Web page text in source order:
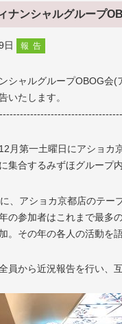
ナンシャルグループ
日 報告
シャルグループOBOG会(
いたします。
月第一土曜日にアショカ
集合するみずほグループ
、アショカ京都店のテー
の参加者はこれまで最多
。その年の各人の活動を
員から近況報告を行い、